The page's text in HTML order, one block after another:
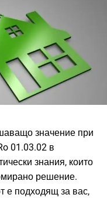
значение при
01.03.02 в
знания, които
решение.
е подходящ за вас,